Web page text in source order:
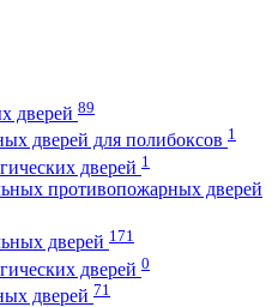
дверей 89
дверей для полибоксов 1
дверей 1
противопожарных дверей
дверей 171
дверей 0
дверей 71